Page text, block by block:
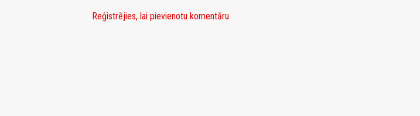
Reģistrējies, lai pievienotu komentāru